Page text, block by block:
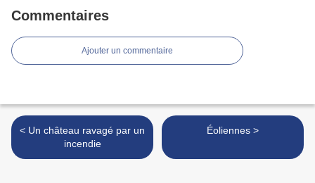
Commentaires
Ajouter un commentaire
< Un château ravagé par un
incendie
Éoliennes >